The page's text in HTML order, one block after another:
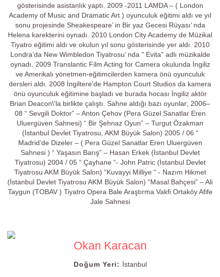
gösterisinde asistanlık yaptı. 2009 -2011 LAMDA – ( London
Academy of Music and Dramatic Art ) oyunculuk eğitimi aldı ve yıl
sonu projesinde Sheakespeare’ in Bir yaz Gecesi Rüyası’ nda
Helena karekterini oynadı. 2010 London City Academy de Müzikal
Tiyatro eğitimi aldı ve okulun yıl sonu gösterisinde yer aldı. 2010
Londra’da New Wimbledon Tiyatrosu’ nda " Evita" adlı müzikalde
oynadı. 2009 Translantic Film Acting for Camera okulunda İngiliz
ve Amerikalı yönetmen-eğitimcilerden kamera önü oyunculuk
dersleri aldı. 2008 İngiltere’de Hampton Court Studios da kamera
önü oyunculuk eğitimine başladı ve burada hocası İngiliz aktör
Brian Deacon\'la birlikte çalıştı. Sahne aldığı bazı oyunlar; 2006–
08 “ Sevgili Doktor” – Anton Çehov (Pera Güzel Sanatlar Eren
Uluergüven Sahnesi) “ Bir Şehnaz Oyun” – Turgut Özakman
(İstanbul Devlet Tiyatrosu, AKM Büyük Salon) 2005 / 06 “
Madrid’de Dizeler – ( Pera Güzel Sanatlar Eren Uluergüven
Sahnesi ) “ Yaşasın Barış” – Hasan Erkek (İstanbul Devlet
Tiyatrosu) 2004 / 05 “ Çayhane “- John Patric (İstanbul Devlet
Tiyatrosu AKM Büyük Salon) “Kuvayyi Milliye “ - Nazım Hikmet
(İstanbul Devlet Tiyatrosu AKM Büyük Salon) “Masal Bahçesi” – Ali
Taygun (TOBAV ) Tiyatro Opera Bale Araştırma Vakfi Ortaköy Afife
Jale Sahnesi
Okan Karacan
Doğum Yeri: İstanbul